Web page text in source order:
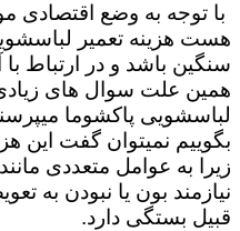
با توجه به وضع اقتصادی
هست هزینه تعمیر
سنگین باشد و در ارتباط
همین علت سوال های زیادی
لباسشویی پاکشوما
بگوییم نمیتوان گفت
زیرا به عوامل متعددی
نیازمند بون یا نبودن به
قبیل بستگی دارد.